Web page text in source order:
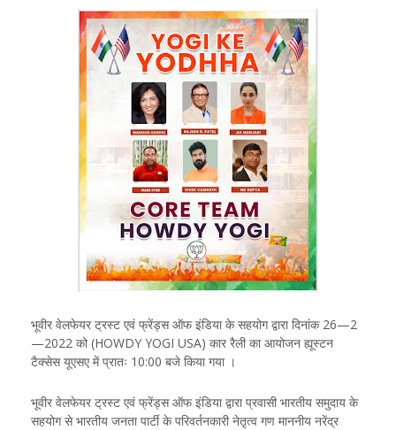
भूवीर वेलफेयर ट्रस्ट एवं फ्रेंड्स ऑफ इंडिया के सहयोग द्वारा दिनांक 26—2
—2022 को (HOWDY YOGI USA) कार रैली का आयोजन ह्यूस्टन
टैक्सेस यूएसए में प्रातः 10:00 बजे किया गया ।
भूवीर वेलफेयर ट्रस्ट एवं फ्रेंड्स ऑफ इंडिया द्वारा प्रवासी भारतीय समुदाय के
सहयोग से भारतीय जनता पार्टी के परिवर्तनकारी नेतृत्व गण माननीय नरेंद्र